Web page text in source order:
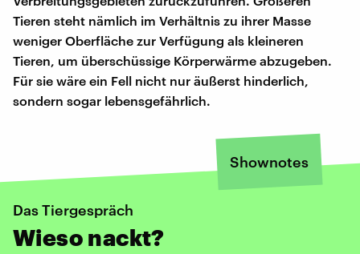
Tieren steht nämlich im Verhältnis zu ihrer Masse
weniger Oberfläche zur Verfügung als kleineren
Tieren, um überschüssige Körperwärme abzugeben.
Für sie wäre ein Fell nicht nur äußerst hinderlich,
sondern sogar lebensgefährlich.
Shownotes
Das Tiergespräch
Wieso nackt?